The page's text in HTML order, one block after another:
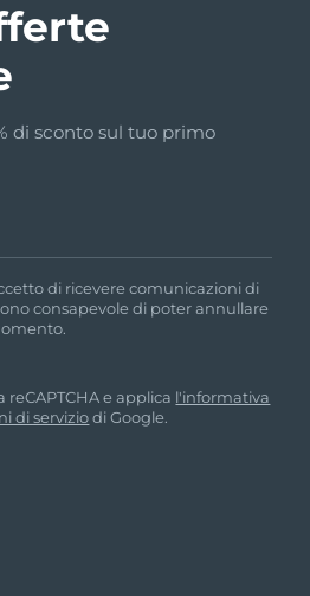
di sconto sul tuo primo
di ricevere comunicazioni di
consapevole di poter annullare
e applica l'informativa
di serviziodi Google.